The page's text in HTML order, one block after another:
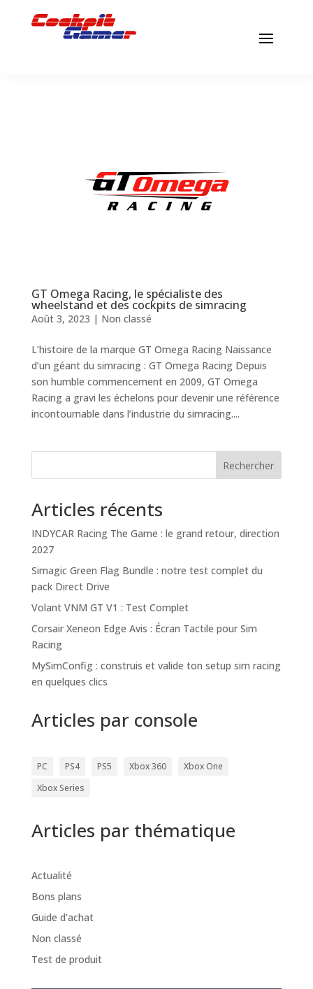
GT Omega Racing, le spécialiste des
wheelstand et des cockpits de simracing
Août 3, 2023 | Non classé
L’histoire de la marque GT Omega Racing Naissance
d’un géant du simracing : GT Omega Racing Depuis
son humble commencement en 2009, GT Omega
Racing a gravi les échelons pour devenir une référence
incontournable dans l’industrie du simracing....
Rechercher
Articles récents
INDYCAR Racing The Game : le grand retour, direction
2027
Simagic Green Flag Bundle : notre test complet du
pack Direct Drive
Volant VNM GT V1 : Test Complet
Corsair Xeneon Edge Avis : Écran Tactile pour Sim
Racing
MySimConfig : construis et valide ton setup sim racing
en quelques clics
Articles par console
PC PS4 PS5 Xbox 360
Xbox One
Xbox Series
Articles par thématique
Actualité
Bons plans
Guide d'achat
Non classé
Test de produit